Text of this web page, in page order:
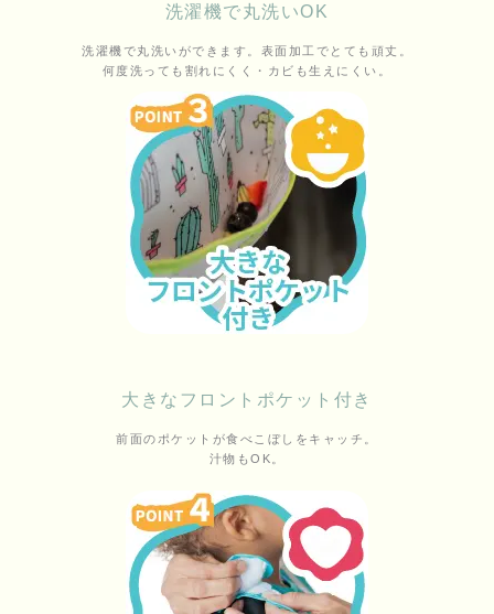
洗濯機で丸洗いOK
洗濯機で丸洗いができます。表面加工でとても頑丈。
何度洗っても割れにくく・カビも生えにくい。
大きなフロントポケット付き
前面のポケットが食べこぼしをキャッチ。
汁物もOK。